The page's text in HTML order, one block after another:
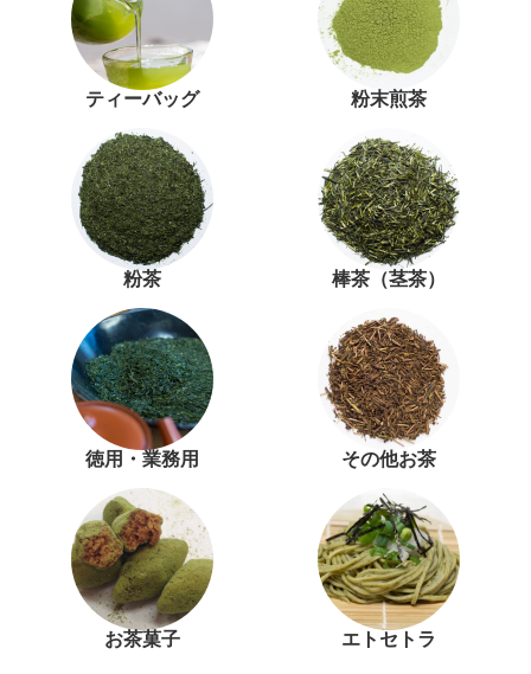
ティーバッグ 粉末煎茶
粉茶 棒茶（茎茶）
徳用・業務用 その他お茶
お茶菓子 エトセトラ